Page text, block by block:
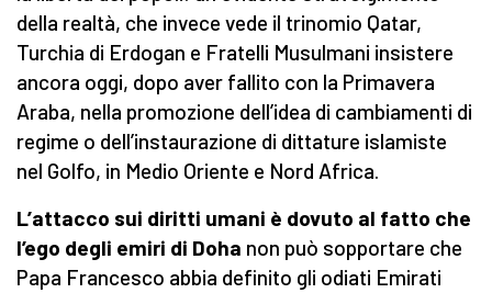
della realtà, che invece vede il trinomio Qatar,
Turchia di Erdogan e Fratelli Musulmani insistere
ancora oggi, dopo aver fallito con la Primavera
Araba, nella promozione dell’idea di cambiamenti di
regime o dell’instaurazione di dittature islamiste
nel Golfo, in Medio Oriente e Nord Africa.
L’attacco sui diritti umani è dovuto al fatto che
l’ego degli emiri di Doha non può sopportare che
Papa Francesco abbia definito gli odiati Emirati